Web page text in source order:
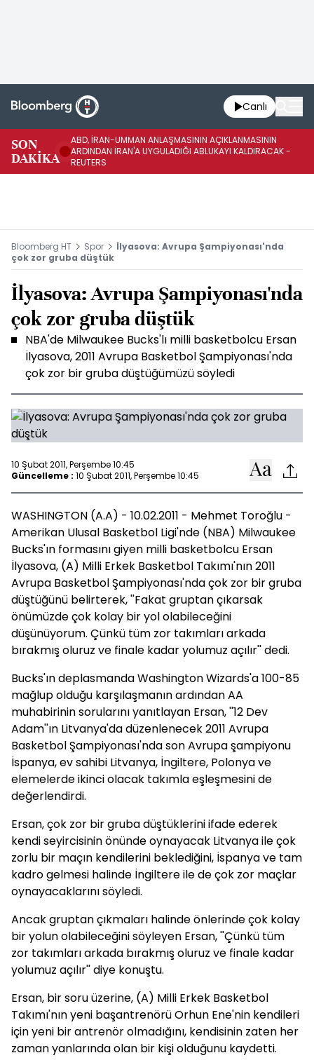
Canlı
SON
DAKİKA
ABD, İRAN-UMMAN ANLAŞMASININ AÇIKLANMASININ
ARDINDAN İRAN'A UYGULADIĞI ABLUKAYI KALDIRACAK -
REUTERS
Bloomberg HT Spor
İlyasova: Avrupa Şampiyonası'nda
çok zor gruba düştük
İlyasova: Avrupa Şampiyonası'nda
çok zor gruba düştük
NBA'de Milwaukee Bucks'lı milli basketbolcu Ersan
İlyasova, 2011 Avrupa Basketbol Şampiyonası'nda
çok zor bir gruba düştüğümüzü söyledi
10 Şubat 2011, Perşembe 10:45
Güncelleme : 10 Şubat 2011, Perşembe 10:45
WASHINGTON (A.A) - 10.02.2011 - Mehmet Toroğlu -
Amerikan Ulusal Basketbol Ligi'nde (NBA) Milwaukee
Bucks'ın formasını giyen milli basketbolcu Ersan
İlyasova, (A) Milli Erkek Basketbol Takımı'nın 2011
Avrupa Basketbol Şampiyonası'nda çok zor bir gruba
düştüğünü belirterek, ''Fakat gruptan çıkarsak
önümüzde çok kolay bir yol olabileceğini
düşünüyorum. Çünkü tüm zor takımları arkada
bırakmış oluruz ve finale kadar yolumuz açılır'' dedi.
Bucks'ın deplasmanda Washington Wizards'a 100-85
mağlup olduğu karşılaşmanın ardından AA
muhabirinin sorularını yanıtlayan Ersan, ''12 Dev
Adam''ın Litvanya'da düzenlenecek 2011 Avrupa
Basketbol Şampiyonası'nda son Avrupa şampiyonu
İspanya, ev sahibi Litvanya, İngiltere, Polonya ve
elemelerde ikinci olacak takımla eşleşmesini de
değerlendirdi.
Ersan, çok zor bir gruba düştüklerini ifade ederek
kendi seyircisinin önünde oynayacak Litvanya ile çok
zorlu bir maçın kendilerini beklediğini, İspanya ve tam
kadro gelmesi halinde İngiltere ile de çok zor maçlar
oynayacaklarını söyledi.
Ancak gruptan çıkmaları halinde önlerinde çok kolay
bir yolun olabileceğini söyleyen Ersan, ''Çünkü tüm
zor takımları arkada bırakmış oluruz ve finale kadar
yolumuz açılır'' diye konuştu.
Ersan, bir soru üzerine, (A) Milli Erkek Basketbol
Takımı'nın yeni başantrenörü Orhun Ene'nin kendileri
için yeni bir antrenör olmadığını, kendisinin zaten her
zaman yanlarında olan bir kişi olduğunu kaydetti.